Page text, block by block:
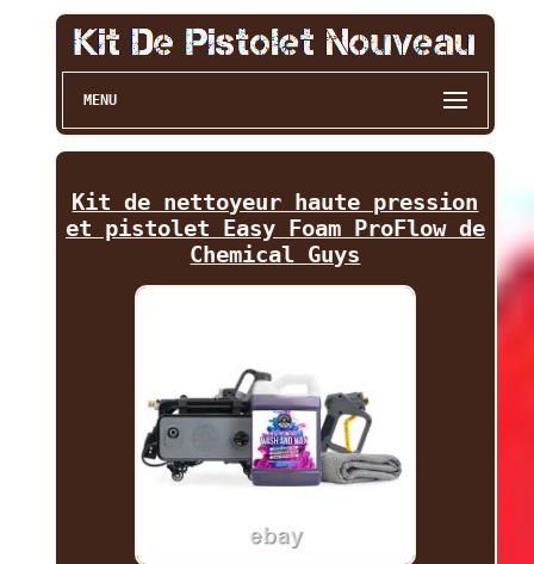
MENU
Kit de nettoyeur haute pression
et pistolet Easy Foam ProFlow de
Chemical Guys